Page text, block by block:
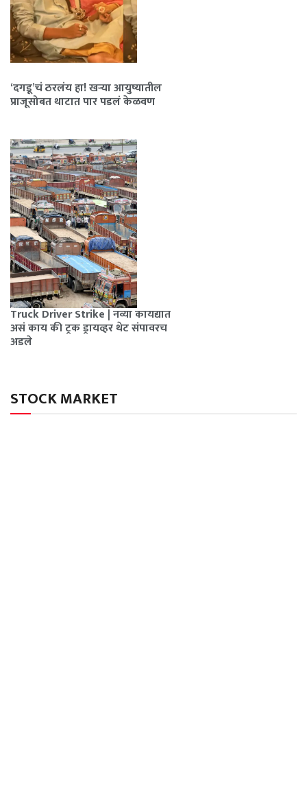
‘दगडू’चं ठरलंय हा! खऱ्या आयुष्यातील
प्राजूसोबत थाटात पार पडलं केळवण
Truck Driver Strike | नव्या कायद्यात
असं काय की ट्रक ड्रायव्हर थेट संपावरच
अडले
STOCK MARKET